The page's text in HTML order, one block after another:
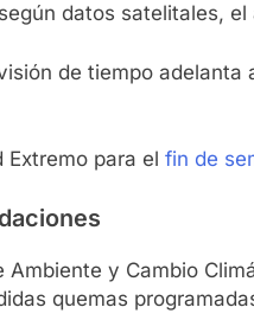
datos satelitales,
de tiempo adelanta
Extremo para el fin de
Ambiente y Cambio
quemas